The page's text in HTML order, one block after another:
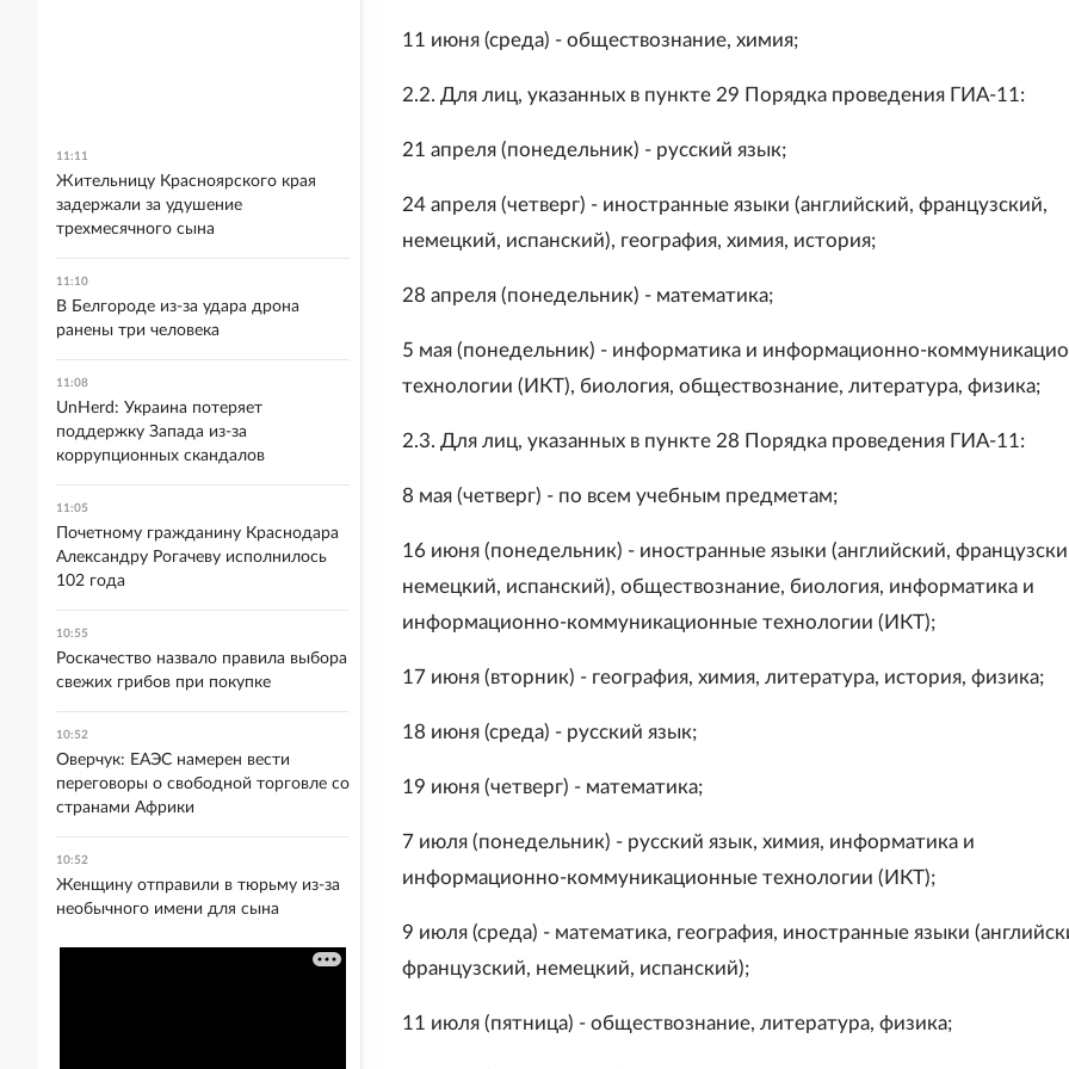
11 июня (среда) - обществознание, химия;
2.2. Для лиц, указанных в пункте 29 Порядка проведения ГИА-11:
21 апреля (понедельник) - русский язык;
24 апреля (четверг) - иностранные языки (английский, французский,
немецкий, испанский), география, химия, история;
28 апреля (понедельник) - математика;
5 мая (понедельник) - информатика и информационно-
технологии (ИКТ), биология, обществознание, литература, физика;
2.3. Для лиц, указанных в пункте 28 Порядка проведения ГИА-11:
8 мая (четверг) - по всем учебным предметам;
16 июня (понедельник) - иностранные языки (английский,
немецкий, испанский), обществознание, биология, информатика и
информационно-коммуникационные технологии (ИКТ);
17 июня (вторник) - география, химия, литература, история, физика;
18 июня (среда) - русский язык;
19 июня (четверг) - математика;
7 июля (понедельник) - русский язык, химия, информатика и
информационно-коммуникационные технологии (ИКТ);
9 июля (среда) - математика, география, иностранные языки
французский, немецкий, испанский);
11 июля (пятница) - обществознание, литература, физика;
11:11
Жительницу Красноярского края
задержали за удушение
трехмесячного сына
11:10
В Белгороде из-за удара дрона
ранены три человека
11:08
UnHerd: Украина потеряет
поддержку Запада из-за
коррупционных скандалов
11:05
Почетному гражданину Краснодара
Александру Рогачеву исполнилось
102 года
10:55
Роскачество назвало правила выбора
свежих грибов при покупке
10:52
Оверчук: ЕАЭС намерен вести
переговоры о свободной торговле со
странами Африки
10:52
Женщину отправили в тюрьму из-за
необычного имени для сына